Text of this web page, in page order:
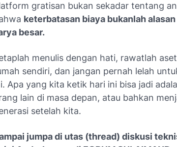
gratisan bukan sekadar tentang
keterbatasan biaya bukanlah
besar.
menulis dengan hati, rawatlah
sendiri, dan jangan pernah lelah
Apa yang kita ketik hari ini bisa jadi
lain di masa depan, atau bahkan
setelah kita.
jumpa di utas (thread) diskusi